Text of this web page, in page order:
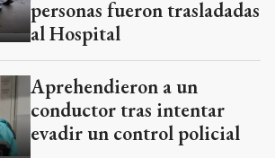
personas fueron trasladadas
al Hospital
Aprehendieron a un
conductor tras intentar
evadir un control policial